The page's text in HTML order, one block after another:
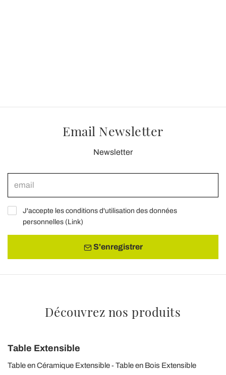
Email Newsletter
Newsletter
J'accepte les conditions d'utilisation des données
personnelles (Link)
S'enregistrer
Découvrez nos produits
Table Extensible
Table en Céramique Extensible
Table en Bois Extensible